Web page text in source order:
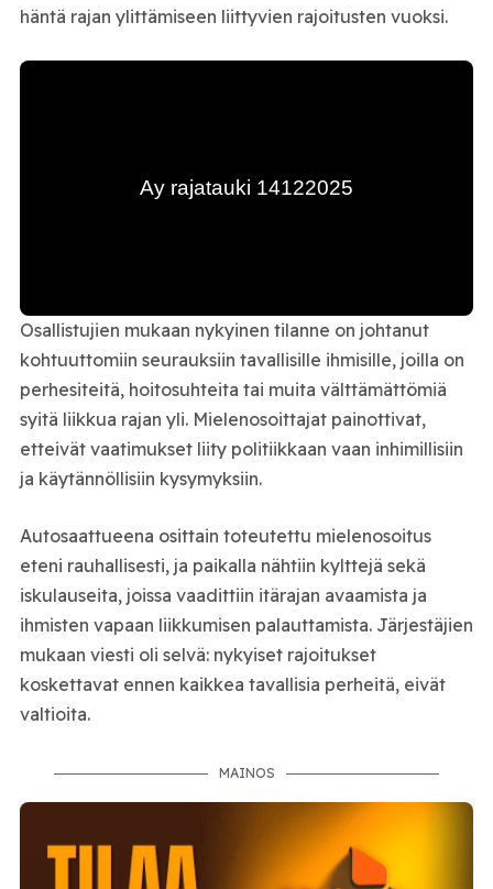
häntä rajan ylittämiseen liittyvien rajoitusten vuoksi.
Osallistujien mukaan nykyinen tilanne on johtanut
kohtuuttomiin seurauksiin tavallisille ihmisille, joilla on
perhesiteitä, hoitosuhteita tai muita välttämättömiä
syitä liikkua rajan yli. Mielenosoittajat painottivat,
etteivät vaatimukset liity politiikkaan vaan inhimillisiin
ja käytännöllisiin kysymyksiin.
Autosaattueena osittain toteutettu mielenosoitus
eteni rauhallisesti, ja paikalla nähtiin kylttejä sekä
iskulauseita, joissa vaadittiin itärajan avaamista ja
ihmisten vapaan liikkumisen palauttamista. Järjestäjien
mukaan viesti oli selvä: nykyiset rajoitukset
koskettavat ennen kaikkea tavallisia perheitä, eivät
valtioita.
MAINOS